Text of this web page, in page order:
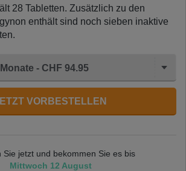
28 Tabletten. Zusätzlich zu den
enthält sind noch sieben inaktive
- CHF 94.95
VORBESTELLEN
Sie jetzt und bekommen Sie es bis
Mittwoch 12 August